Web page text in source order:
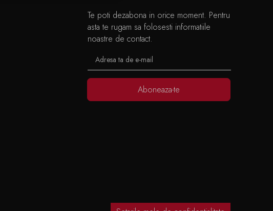
Te poti dezabona in orice moment. Pentru
asta te rugam sa folosesti informatiile
noastre de contact.
Aboneaza-te